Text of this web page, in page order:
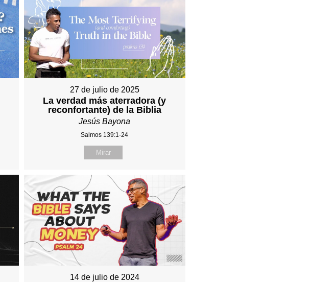
27 de julio de 2025
La verdad más aterradora (y
reconfortante) de la Biblia
Jesús Bayona
Salmos 139:1-24
Mirar
14 de julio de 2024